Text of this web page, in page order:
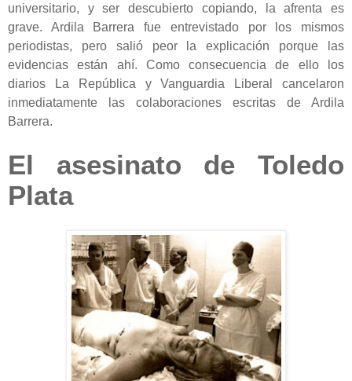
universitario, y ser descubierto copiando, la afrenta es
grave. Ardila Barrera fue entrevistado por los mismos
periodistas, pero salió peor la explicación porque las
evidencias están ahí. Como consecuencia de ello los
diarios La República y Vanguardia Liberal cancelaron
inmediatamente las colaboraciones escritas de Ardila
Barrera.
El asesinato de Toledo
Plata